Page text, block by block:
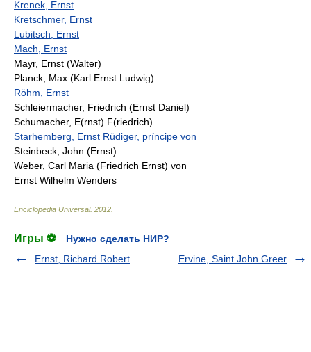
Krenek, Ernst
Kretschmer, Ernst
Lubitsch, Ernst
Mach, Ernst
Mayr, Ernst (Walter)
Planck, Max (Karl Ernst Ludwig)
Röhm, Ernst
Schleiermacher, Friedrich (Ernst Daniel)
Schumacher, E(rnst) F(riedrich)
Starhemberg, Ernst Rüdiger, príncipe von
Steinbeck, John (Ernst)
Weber, Carl Maria (Friedrich Ernst) von
Ernst Wilhelm Wenders
Enciclopedia Universal. 2012
Игры ⚽
Нужно сделать НИР?
Ernst, Richard Robert
Ervine, Saint John Greer